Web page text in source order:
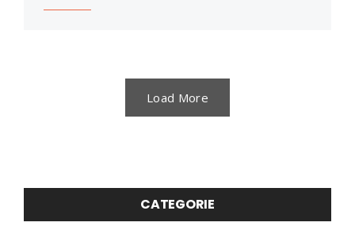
Load More
CATEGORIE